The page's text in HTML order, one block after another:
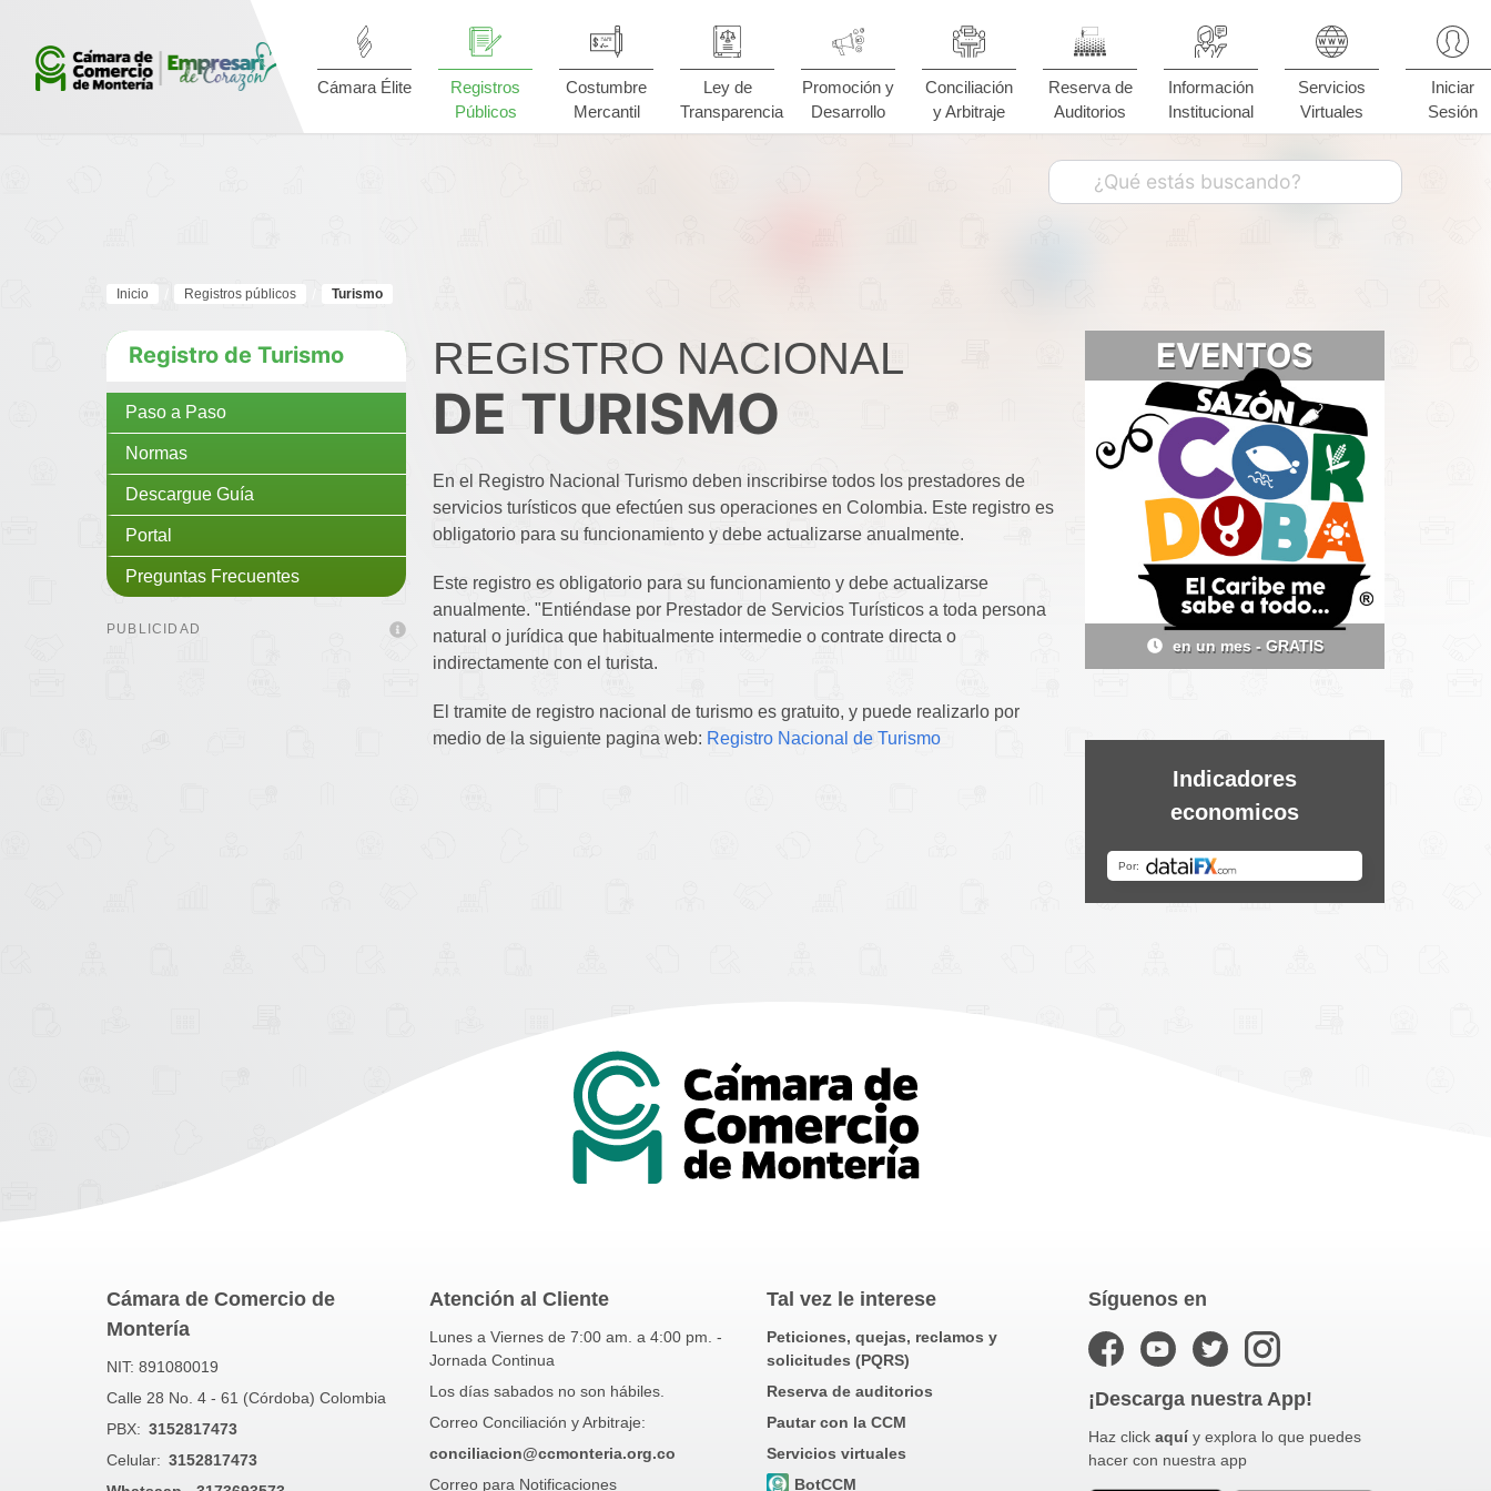
Cámara Élite
Registros
Públicos
Costumbre
Mercantil
Ley de
Transparencia
Promoción y
Desarrollo
Conciliación
y Arbitraje
Reserva de
Auditorios
Información
Institucional
Servicios
Virtuales
Iniciar
Sesión
Inicio Registros públicos Turismo
Registro de Turismo
Paso a Paso
Normas
Descargue Guía
Portal
Preguntas Frecuentes
PUBLICIDAD
REGISTRO NACIONAL
DE TURISMO
En el Registro Nacional Turismo deben inscribirse todos los prestadores de
servicios turísticos que efectúen sus operaciones en Colombia. Este registro es
obligatorio para su funcionamiento y debe actualizarse anualmente.
Este registro es obligatorio para su funcionamiento y debe actualizarse
anualmente. "Entiéndase por Prestador de Servicios Turísticos a toda persona
natural o jurídica que habitualmente intermedie o contrate directa o
indirectamente con el turista.
El tramite de registro nacional de turismo es gratuito, y puede realizarlo por
medio de la siguiente pagina web: Registro Nacional de Turismo
EVENTOS
en un mes - GRATIS
Indicadores
economicos
Cámara de Comercio de
Montería
NIT: 891080019
Calle 28 No. 4 - 61 (Córdoba) Colombia
PBX: 3152817473
Celular: 3152817473
Atención al Cliente
Lunes a Viernes de 7:00 am. a 4:00 pm. -
Jornada Continua
Los días sabados no son hábiles.
Correo Conciliación y Arbitraje:
conciliacion@ccmonteria.org.co
Correo para Notificaciones
Tal vez le interese
Peticiones, quejas, reclamos y
solicitudes (PQRS)
Reserva de auditorios
Pautar con la CCM
Servicios virtuales
BotCCM
Síguenos en
¡Descarga nuestra App!
Haz clickaquíy explora lo que puedes
hacer con nuestra app